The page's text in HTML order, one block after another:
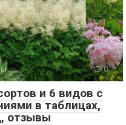
0
и 6 видов с
в таблицах,
отзывы